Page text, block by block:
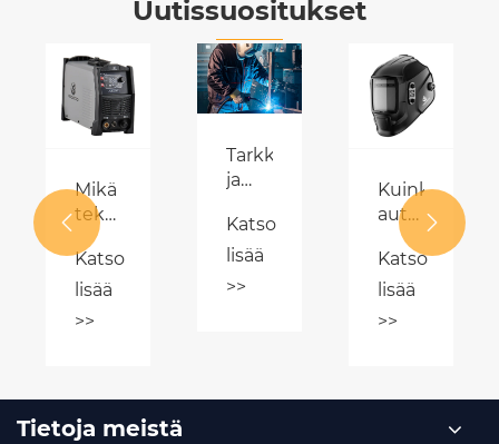
Uutissuositukset
Mikä
tekee
DC-
invertterin
ilmaplasmaleikkurista
välttämättömän
Katso
lisää
>>
Tarkkuus
TIG
IGBT
Katso
lisää
>>
Kuinka
tummuvat
hitsauskypärät
parantavat
hitsauksen
Katso
lisää
>>
 
Tietoja meistä